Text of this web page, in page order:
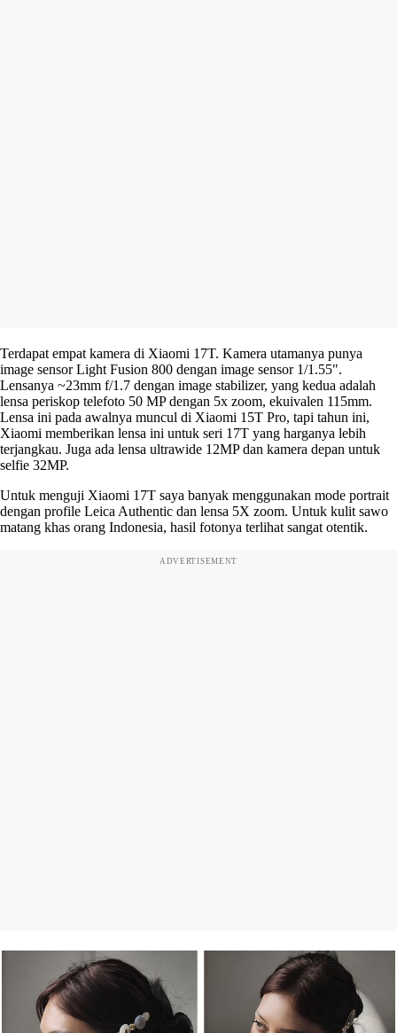
Terdapat empat kamera di Xiaomi 17T. Kamera utamanya punya
image sensor Light Fusion 800 dengan image sensor 1/1.55".
Lensanya ~23mm f/1.7 dengan image stabilizer, yang kedua adalah
lensa periskop telefoto 50 MP dengan 5x zoom, ekuivalen 115mm.
Lensa ini pada awalnya muncul di Xiaomi 15T Pro, tapi tahun ini,
Xiaomi memberikan lensa ini untuk seri 17T yang harganya lebih
terjangkau. Juga ada lensa ultrawide 12MP dan kamera depan untuk
selfie 32MP.
Untuk menguji Xiaomi 17T saya banyak menggunakan mode portrait
dengan profile Leica Authentic dan lensa 5X zoom. Untuk kulit sawo
matang khas orang Indonesia, hasil fotonya terlihat sangat otentik.
ADVERTISEMENT